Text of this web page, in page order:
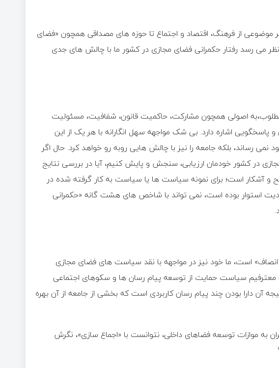
هر موضوعی از فرهنگ، اقتصاد و اجتماع تا حوزه های مصداقی همچون «فضای
می رسد رفتار حکمرانی فضای مجازی در کشور ما با چالش های جدی
اصولی همچون مشارکت، حاکمیت قانون، شفافیت، مسئولیت
و پاسخگویی اشاره دارد. بی شک مواجهه سهل انگارانه با هر یک از این
رساند، بلکه جامعه را نیز با چالش هایی روبه رو خواهد کرد. حال اگر
در کشور خودمان ارزیابی، سنجش و پایش کنیم، آیا در بررسی نتایج
و آشکار است؛ برای نمونه سیاست ها یا سیاست به کار گرفته شده در
استوار بوده است، نمی تواند با شاخص های هشت گانه «حکمرانی
است، ما خود نیز در مواجهه با نقد سیاست های فضای مجازی
و معترفیم سیاست حمایت از توسعه پیام رسان ها و سکوهای اجتماعی
آن دارا بودن چند پیام رسان کاربردی است که بخشی از جامعه از آن بهره
به موازات توسعه فضاهای داخلی، نتوانست با «اجماع سازی»، نگرش